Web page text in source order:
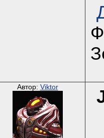
Автор: Viktor